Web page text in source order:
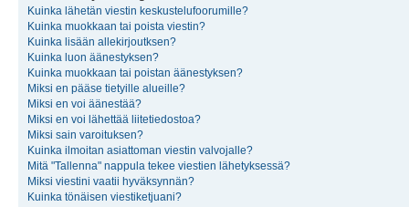
Kuinka lähetän viestin keskustelufoorumille?
Kuinka muokkaan tai poista viestin?
Kuinka lisään allekirjoutksen?
Kuinka luon äänestyksen?
Kuinka muokkaan tai poistan äänestyksen?
Miksi en pääse tietyille alueille?
Miksi en voi äänestää?
Miksi en voi lähettää liitetiedostoa?
Miksi sain varoituksen?
Kuinka ilmoitan asiattoman viestin valvojalle?
Mitä "Tallenna" nappula tekee viestien lähetyksessä?
Miksi viestini vaatii hyväksynnän?
Kuinka tönäisen viestiketjuani?